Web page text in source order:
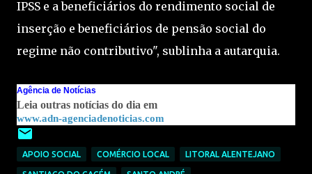
IPSS e a beneficiários do rendimento social de
inserção e beneficiários de pensão social do
regime não contributivo", sublinha a autarquia.
Agência de Notícias
Leia outras notícias do dia em
www.adn-agenciadenoticias.com
APOIO SOCIAL COMÉRCIO LOCAL LITORAL ALENTEJANO